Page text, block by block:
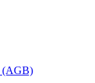
(AGB)